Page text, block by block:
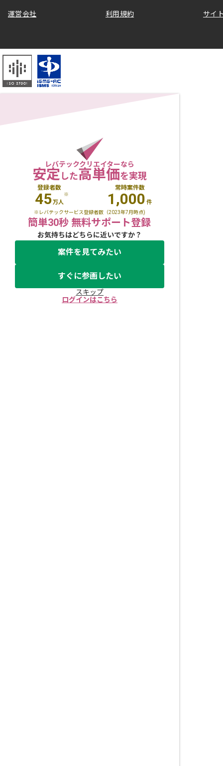
運営会社 利用規約 サイ
レバテッククリエイターなら
安定した高単価を実現
登録者数
45万人
※
常時案件数
1,000 件
※レバテックサービス登録者数（2023年7月時点)
簡単30秒 無料サポート登録
お気持ちはどちらに近いですか？
案件を見てみたい
すぐに参画したい
スキップ
ログインはこちら